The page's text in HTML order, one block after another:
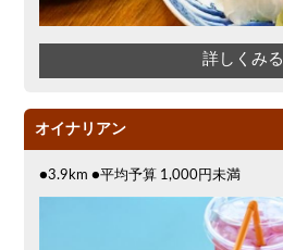
詳しくみる
オイナリアン
●3.9km ●平均予算 1,000円未満